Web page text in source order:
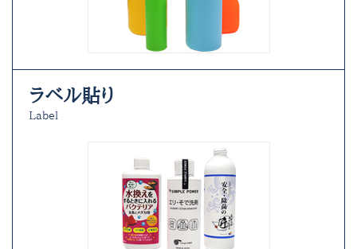
ラベル貼り
Label